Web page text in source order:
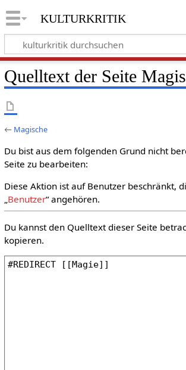
kulturkritik
Quelltext der Seite
← Magische
Du bist aus dem folgenden Grund nicht
Seite zu bearbeiten:
Diese Aktion ist auf Benutzer beschränkt,
„Benutzer“ angehören.
Du kannst den Quelltext dieser Seite
kopieren.